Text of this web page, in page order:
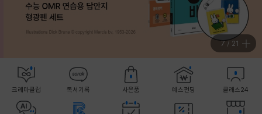
8/ 21
크레마클럽 독서기록 사은품 예스펀딩 클래스24